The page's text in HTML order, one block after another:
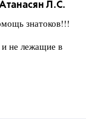
Л.С.
знатоков!!!
не лежащие в